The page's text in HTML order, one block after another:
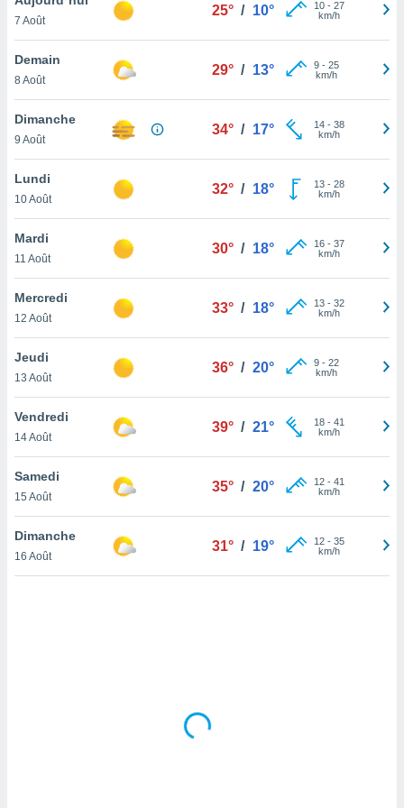
et
»,
au
vous
qu'ils
ou
le
ainsi
un
la
du
en
de
7 Août
25° / 10° 10- 27
km/h
Demain
8 Août
29° / 13° 9- 25
km/h
Dimanche
9 Août
34° / 17° 14- 38
km/h
Lundi
10 Août
32° / 18° 13- 28
km/h
Mardi
11 Août
30° / 18° 16- 37
km/h
Mercredi
12 Août
33° / 18° 13- 32
km/h
Jeudi
13 Août
36° / 20° 9- 22
km/h
Vendredi
14 Août
39° / 21° 18- 41
km/h
Samedi
15 Août
35° / 20° 12- 41
km/h
Dimanche
16 Août
31° / 19° 12- 35
km/h